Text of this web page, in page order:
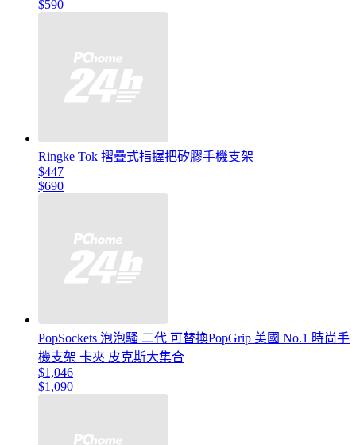
$590
Ringke Tok 摺疊式指握把矽膠手機支架
$447
$690
PopSockets 泡泡騷 二代 可替換PopGrip 美國 No.1 時尚手
機支架 卡夾 皮克斯大集合
$1,046
$1,090